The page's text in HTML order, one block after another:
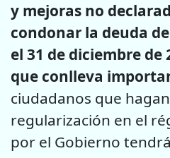
y mejoras no
condonar la deuda
el 31 de diciembre de
que conlleva
ciudadanos que
regularización en el
por el Gobierno